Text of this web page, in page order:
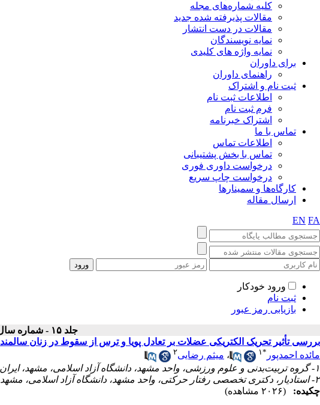
کلیه شماره‌های مجله
مقالات پذیرفته شده جدید
مقالات در دست انتشار
نمایه نویسندگان
نمایه واژه های کلیدی
برای داوران
راهنمای داوران
ثبت نام و اشتراک
اطلاعات ثبت نام
فرم ثبت نام
اشتراک خبرنامه
تماس با ما
اطلاعات تماس
تماس با بخش پشتیبانی
درخواست داوری فوری
درخواست چاپ سریع
کارگاه‌ها و سمینارها
ارسال مقاله
EN FA
ورود خودکار
ثبت نام
بازیابی رمز عبور
جلد ۱۵ - شماره سال ۱۴۰۴
بررسی تأثیر تحریک الکتریکی عضلات بر تعادل پویا و ترس از سقوط در زنان سالمند ۶۵ الی ۷۰ سال
مائده احمدپور *۱ ، میثم رضایی۲
۱- گروه تربیت‌بدنی و علوم ورزشی، واحد مشهد، دانشگاه آزاد اسلامی، مشهد، ایران
۲- استادیار، دکتری تخصصی رفتار حرکتی، واحد مشهد، دانشگاه آزاد اسلامی، مشهد، ایران
چکیده:
(۲۰۲۶ مشاهده)